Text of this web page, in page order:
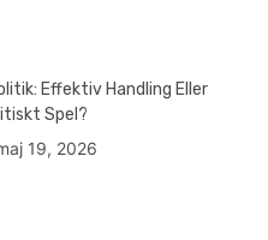
Effektiv Handling Eller
Spel?
19, 2026